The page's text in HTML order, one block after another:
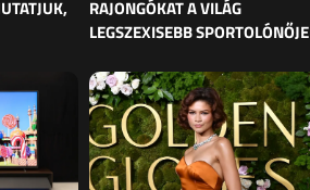
RAJONGÓKAT A VILÁG
LEGSZEXISEBB SPORTOLÓNŐJE